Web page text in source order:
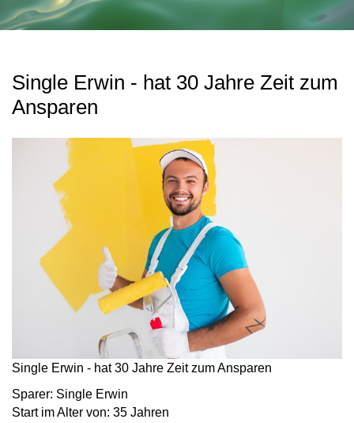
Single Erwin - hat 30 Jahre Zeit zum
Ansparen
Single Erwin - hat 30 Jahre Zeit zum Ansparen
Sparer: Single Erwin
Start im Alter von: 35 Jahren